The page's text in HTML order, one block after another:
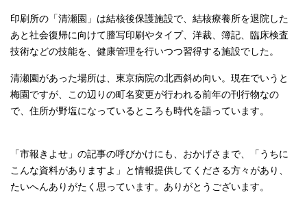
印刷所の「清瀬園」は結核後保護施設で、結核療養所を退院した
あと社会復帰に向けて謄写印刷やタイプ、洋裁、簿記、臨床検査
技術などの技能を、健康管理を行いつつ習得する施設でした。
清瀬園があった場所は、東京病院の北西斜め向い。現在でいうと
梅園ですが、この辺りの町名変更が行われる前年の刊行物なの
で、住所が野塩になっているところも時代を語っています。
「市報きよせ」の記事の呼びかけにも、おかげさまで、「うちに
こんな資料がありますよ」と情報提供してくださる方々があり、
たいへんありがたく思っています。ありがとうございます。